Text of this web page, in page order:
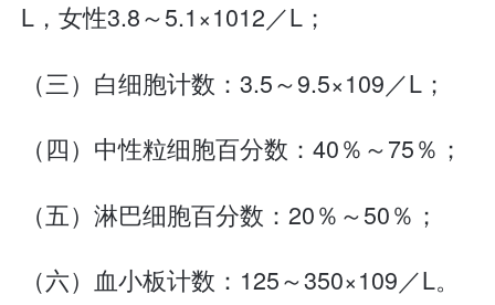
L，女性3.8～5.1×1012／L；
（三）白细胞计数：3.5～9.5×109／L；
（四）中性粒细胞百分数：40％～75％；
（五）淋巴细胞百分数：20％～50％；
（六）血小板计数：125～350×109／L。